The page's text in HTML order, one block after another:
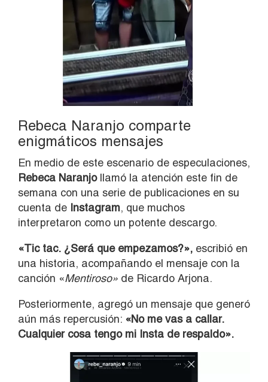
Rebeca Naranjo comparte
enigmáticos mensajes
En medio de este escenario de especulaciones,
Rebeca Naranjollamó la atención este fin de
semana con una serie de publicaciones en su
cuenta de Instagram, que muchos
interpretaron como un potente descargo.
«Tic tac. ¿Será que empezamos?», escribió en
una historia, acompañando el mensaje con la
canción «Mentiroso» de Ricardo Arjona.
Posteriormente, agregó un mensaje que generó
aún más repercusión: «No me vas a callar.
Cualquier cosa tengo mi Insta de respaldo».